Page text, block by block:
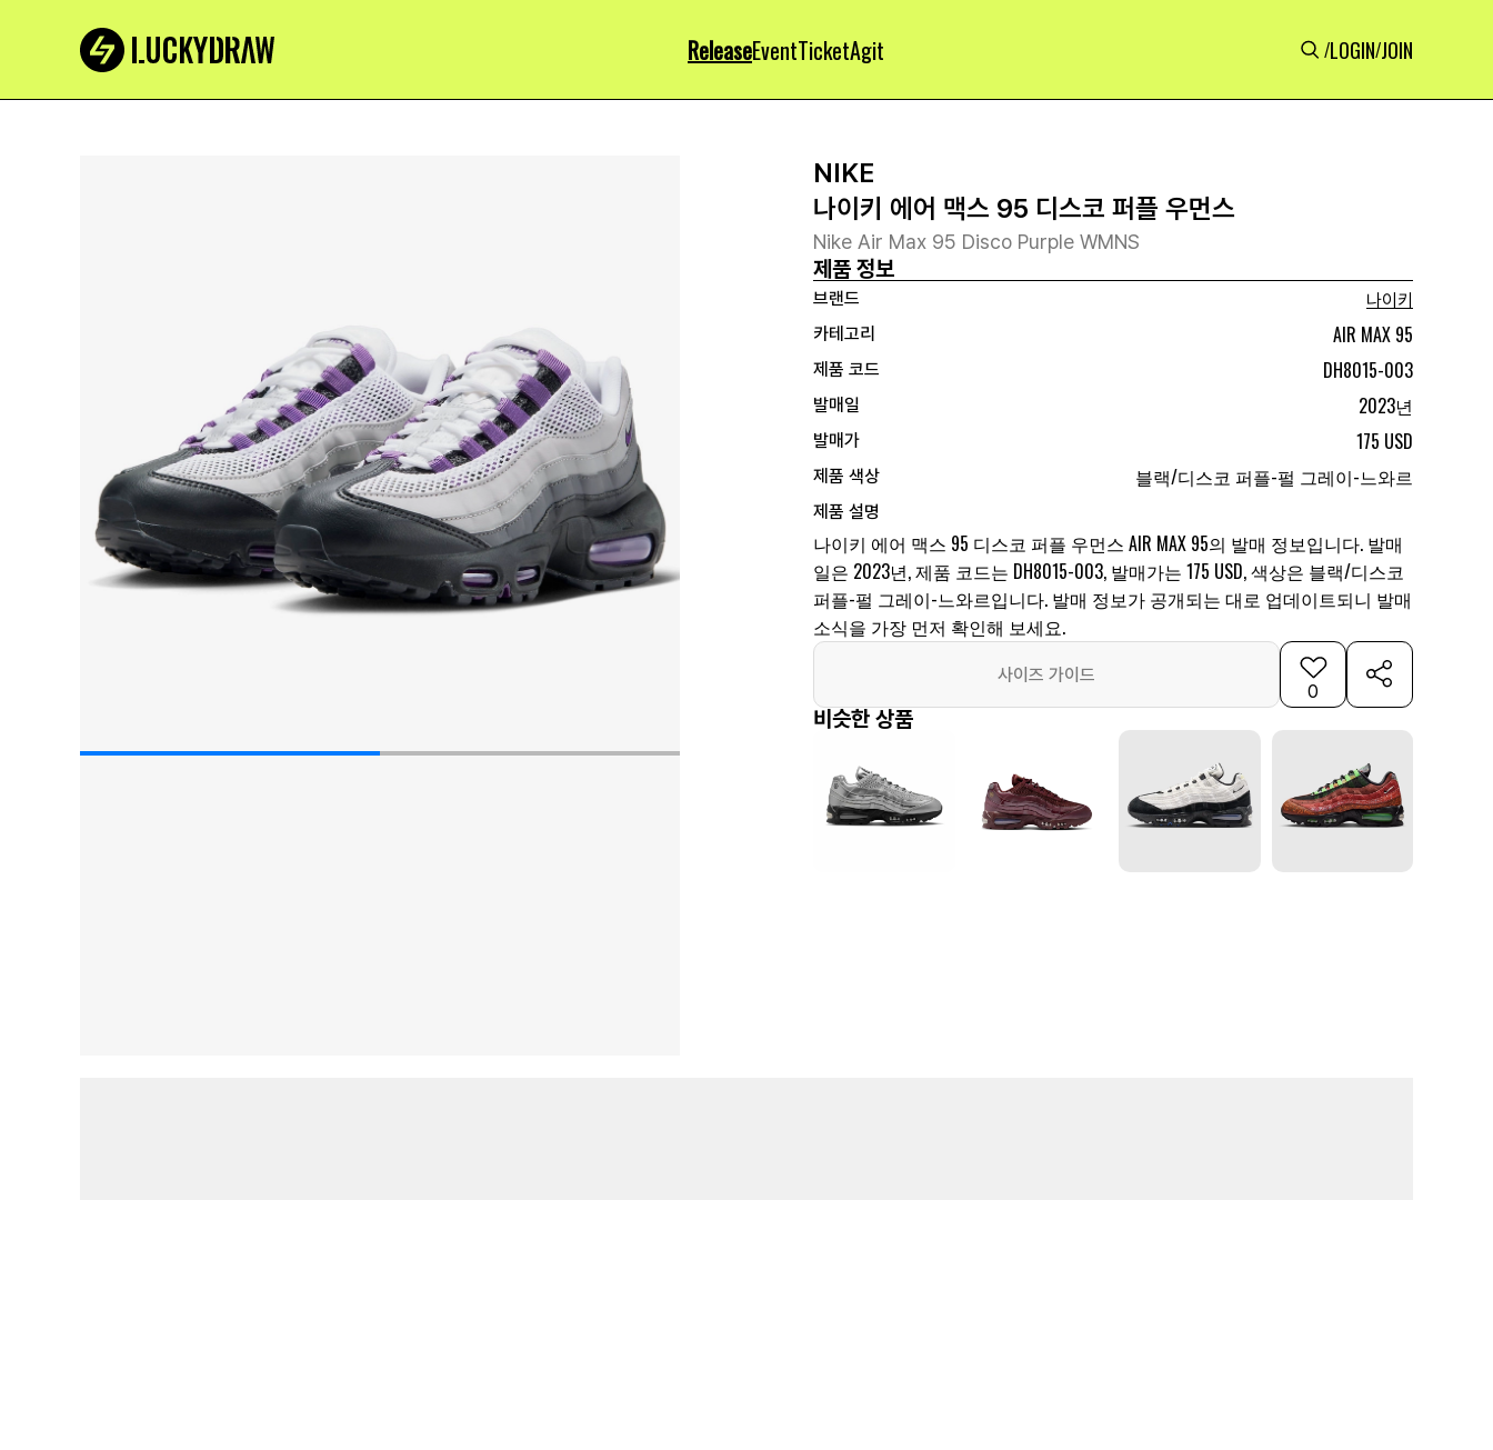
ReleaseEventTicketAgit /LOGIN/JOIN
NIKE
나이키 에어 맥스 95 디스코 퍼플 우먼스
Nike Air Max 95 Disco Purple WMNS
제품 정보
브랜드
나이키
카테고리
AIR MAX 95
제품 코드 DH8015-003
발매일 2023년
발매가 175 USD
제품 색상 블랙/디스코 퍼플-펄 그레이-느와르
제품 설명
나이키 에어 맥스 95 디스코 퍼플 우먼스 AIR MAX 95의 발매 정보입니다. 발매
일은 2023년, 제품 코드는 DH8015-003, 발매가는 175 USD, 색상은 블랙/디스코
퍼플-펄 그레이-느와르입니다. 발매 정보가 공개되는 대로 업데이트되니 발매
소식을 가장 먼저 확인해 보세요.
사이즈 가이드
0
비슷한 상품